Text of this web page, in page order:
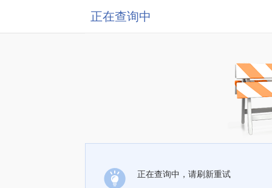
正在查询中
正在查询中，请刷新重试